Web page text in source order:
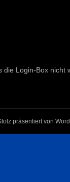
die Login-Box nicht
präsentiert von